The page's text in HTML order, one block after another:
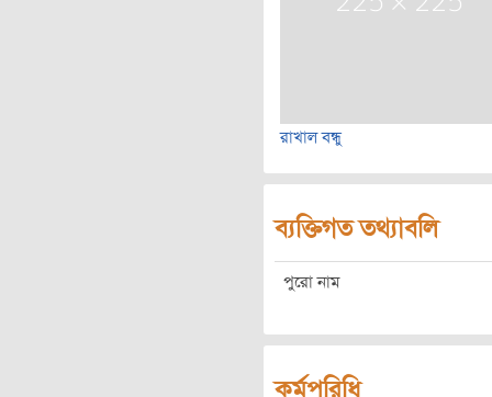
রাখাল বন্ধু
ব্যক্তিগত তথ্যাবলি
পুরো নাম
কর্মপরিধি